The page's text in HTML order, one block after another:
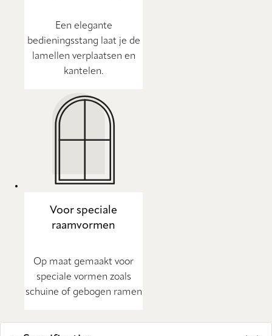
Een elegante
bedieningsstang laat je de
lamellen verplaatsen en
kantelen.
Voor speciale
raamvormen
Op maat gemaakt voor
speciale vormen zoals
schuine of gebogen ramen